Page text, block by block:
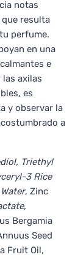
notas
resulta
perfume.
en una
e
axilas
es
y observar la
a
Triethyl
3 Rice
, Zinc
Bergamia
Seed
Fruit Oil,